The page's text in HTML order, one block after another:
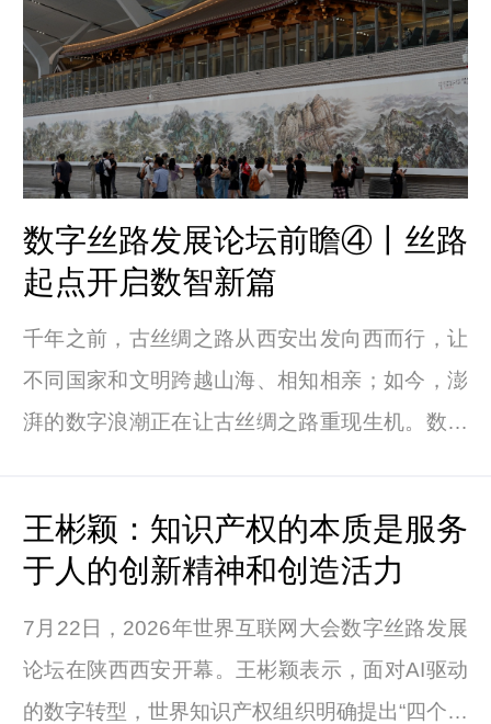
数字丝路发展论坛前瞻④丨丝路
起点开启数智新篇
千年之前，古丝绸之路从西安出发向西而行，让
不同国家和文明跨越山海、相知相亲；如今，澎
湃的数字浪潮正在让古丝绸之路重现生机。数字
王彬颖：知识产权的本质是服务
于人的创新精神和创造活力
7月22日，2026年世界互联网大会数字丝路发展
论坛在陕西西安开幕。王彬颖表示，面对AI驱动
的数字转型，世界知识产权组织明确提出“四个轮